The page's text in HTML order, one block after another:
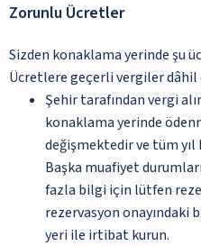
Zorunlu Ücretler
Sizden konaklama yerinde şu
Ücretlere geçerli vergiler
Şehir tarafından vergi
konaklama yerinde
değişmektedir ve tüm
Başka muafiyet
fazla bilgi için lütfen
rezervasyon
yeri ile irtibat kurun.